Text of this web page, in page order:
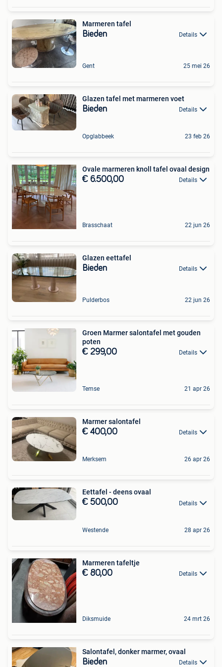
Marmeren tafel
Bieden Details
Gent 25 mei 26
Glazen tafel met marmeren voet
Bieden Details
Opglabbeek 23 feb 26
Ovale marmeren knoll tafel ovaal design
€ 6.500,00 Details
Brasschaat 22 jun 26
Glazen eettafel
Bieden Details
Pulderbos 22 jun 26
Groen Marmer salontafel met gouden
poten
€ 299,00 Details
Temse 21 apr 26
Marmer salontafel
€ 400,00 Details
Merksem 26 apr 26
Eettafel - deens ovaal
€ 500,00 Details
Westende 28 apr 26
Marmeren tafeltje
€ 80,00 Details
Diksmuide 24 mrt 26
Salontafel, donker marmer, ovaal
Bieden Details